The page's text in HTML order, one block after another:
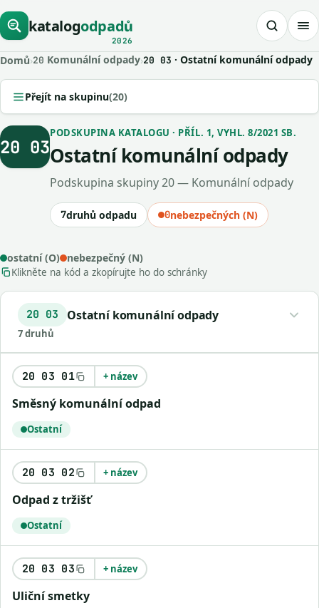
katalogodpadů
2026
Domů›20 Komunální odpady›20 03 · Ostatní komunální odpady
Přejít na skupinu(20)
20 03
PODSKUPINA KATALOGU · PŘÍL. 1, VYHL. 8/2021 SB.
Ostatní komunální odpady
Podskupina skupiny 20 — Komunální odpady
7druhů odpadu 0nebezpečných (N)
ostatní (O) nebezpečný (N)
Klikněte na kód a zkopírujte ho do schránky
20 03 Ostatní komunální odpady
7 druhů
20 03 01 + název
Směsný komunální odpad
Ostatní
20 03 02 + název
Odpad z tržišť
Ostatní
20 03 03 + název
Uliční smetky